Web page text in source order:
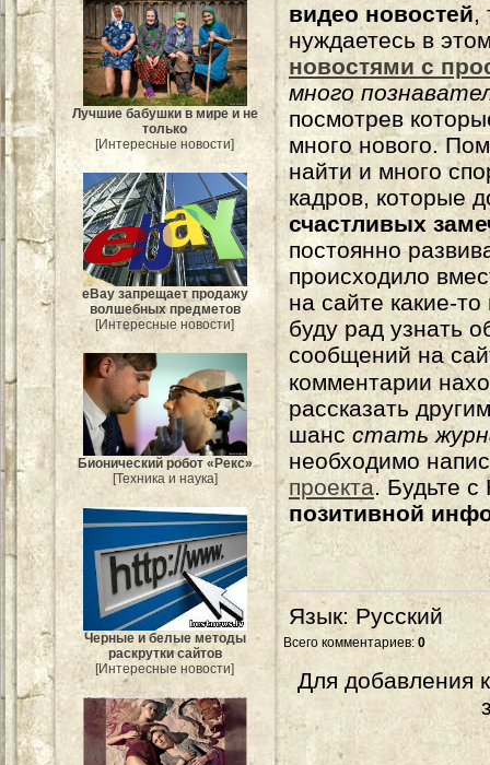
Лучшие бабушки в мире и не
только
[Интересные новости]
eBay запрещает продажу
волшебных предметов
[Интересные новости]
Бионический робот «Рекс»
[Техника и наука]
Черные и белые методы
раскрутки сайтов
[Интересные новости]
видео новостей,
нуждаетесь в
новостями с
много
посмотрев
много нового.
найти и много
кадров, которые
счастливых
постоянно
происходило
на сайте какие-
буду рад узнать
сообщений на
комментарии
рассказать
шанс стать
необходимо
проекта. Будьте
позитивной
Язык: Русский
Всего комментариев: 0
Для добавления